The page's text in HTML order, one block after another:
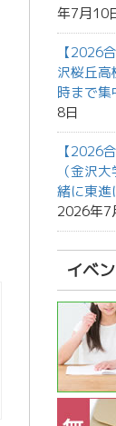
年7月10
【2026
沢桜丘
時まで
8日
【2026
（金沢
緒に東進
2026年7
イベ